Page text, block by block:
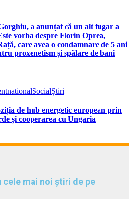
a anunțat că un alt fugar a
vorba despre Florin Oprea,
care avea o condamnare de 5 ani
proxenetism și spălare de bani
nationalSocialȘtiri
de hub energetic european prin
și cooperarea cu Ungaria
cele mai noi știri de pe